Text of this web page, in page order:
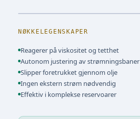
NØKKELEGENSKAPER
Reagerer på viskositet og tetthet
Autonom justering av strømningsbaner
Slipper foretrukket gjennom olje
Ingen ekstern strøm nødvendig
Effektiv i komplekse reservoarer